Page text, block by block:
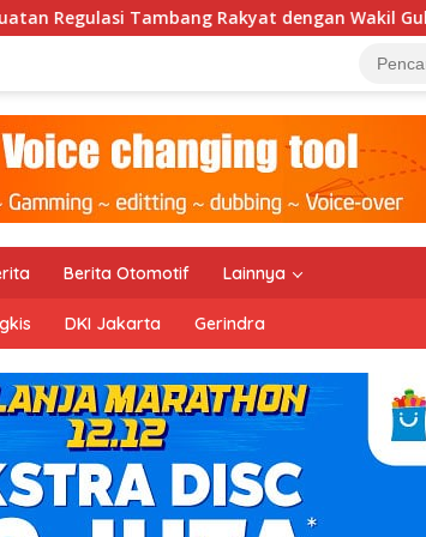
Rakyat dengan Wakil Gubernur Kalimantan Barat
Berita Otomotif Lainnya
DKI Jakarta Gerindra